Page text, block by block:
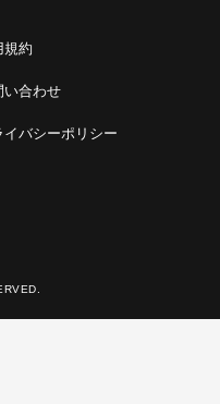
規約
い合わせ
イバシーポリシー